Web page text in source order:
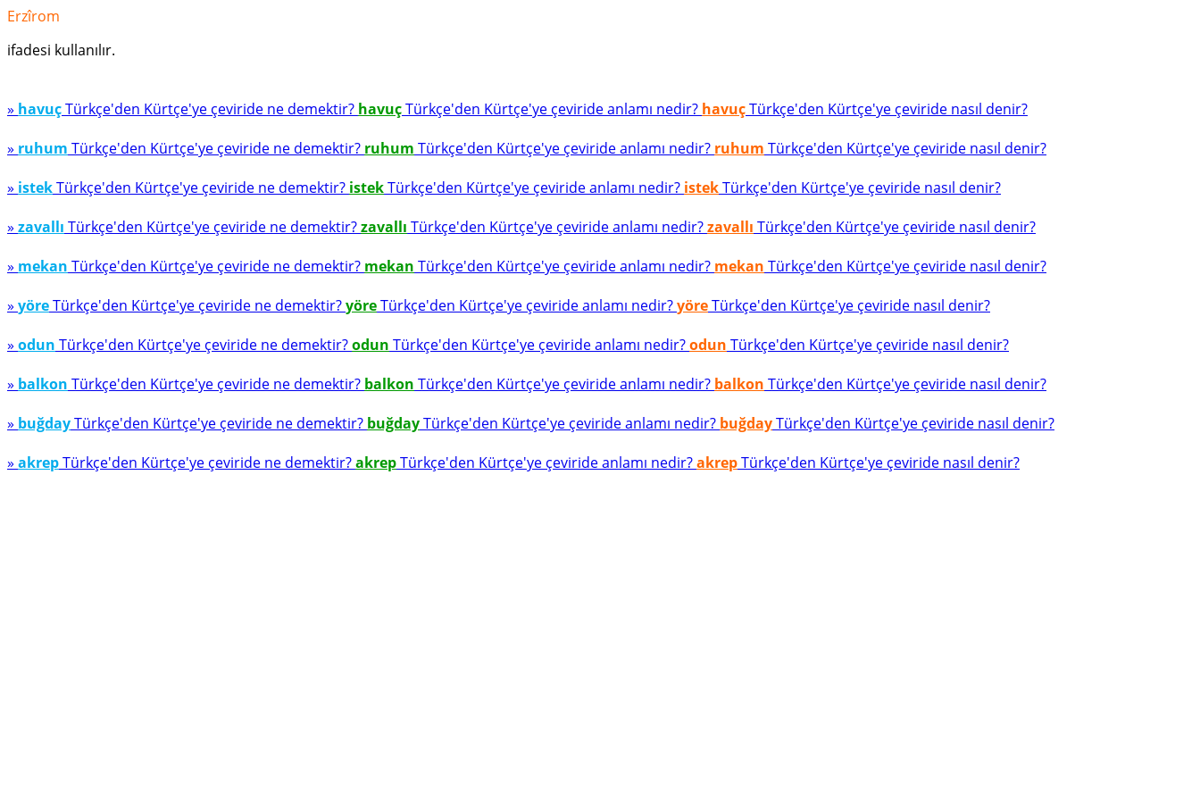
Erzîrom
ifadesi kullanılır.
» havuçTürkçe'den Kürtçe'ye çeviride ne demektir? havuçTürkçe'den Kürtçe'ye çeviride anlamı nedir? havuçTürkçe'den Kürtçe'ye çeviride nasıl denir?
» ruhum Türkçe'den Kürtçe'ye çeviride ne demektir? ruhum Türkçe'den Kürtçe'ye çeviride anlamı nedir? ruhum Türkçe'den Kürtçe'ye çeviride nasıl denir?
» istekTürkçe'den Kürtçe'ye çeviride ne demektir? istekTürkçe'den Kürtçe'ye çeviride anlamı nedir? istekTürkçe'den Kürtçe'ye çeviride nasıl denir?
» zavallı Türkçe'den Kürtçe'ye çeviride ne demektir?zavallı Türkçe'den Kürtçe'ye çeviride anlamı nedir?zavallı Türkçe'den Kürtçe'ye çeviride nasıl denir?
» mekan Türkçe'den Kürtçe'ye çeviride ne demektir? mekan Türkçe'den Kürtçe'ye çeviride anlamı nedir? mekan Türkçe'den Kürtçe'ye çeviride nasıl denir?
» yöreTürkçe'den Kürtçe'ye çeviride ne demektir?yöreTürkçe'den Kürtçe'ye çeviride anlamı nedir?yöreTürkçe'den Kürtçe'ye çeviride nasıl denir?
» odun Türkçe'den Kürtçe'ye çeviride ne demektir?odun Türkçe'den Kürtçe'ye çeviride anlamı nedir?odun Türkçe'den Kürtçe'ye çeviride nasıl denir?
» balkon Türkçe'den Kürtçe'ye çeviride ne demektir? balkon Türkçe'den Kürtçe'ye çeviride anlamı nedir? balkon Türkçe'den Kürtçe'ye çeviride nasıl denir?
» buğdayTürkçe'den Kürtçe'ye çeviride ne demektir? buğdayTürkçe'den Kürtçe'ye çeviride anlamı nedir? buğdayTürkçe'den Kürtçe'ye çeviride nasıl denir?
» akrepTürkçe'den Kürtçe'ye çeviride ne demektir?akrepTürkçe'den Kürtçe'ye çeviride anlamı nedir?akrepTürkçe'den Kürtçe'ye çeviride nasıl denir?